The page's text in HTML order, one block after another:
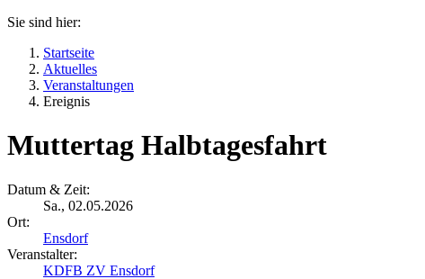
Sie sind hier:
Startseite
Aktuelles
Veranstaltungen
Ereignis
Muttertag Halbtagesfahrt
Datum & Zeit:
Sa., 02.05.2026
Ort:
Ensdorf
Veranstalter:
KDFB ZV Ensdorf